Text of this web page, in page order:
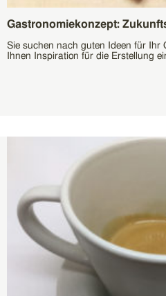
Gastronomiekonzept:
Sie suchen nach guten Ideen für Ihr
Ihnen Inspiration für die Erstellung